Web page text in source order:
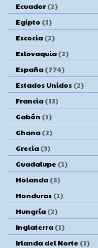
Ecuador (2)
Egipto (1)
Escocia (2)
Eslovaquia (2)
España (774)
Estados Unidos (2)
Francia (13)
Gabón (1)
Ghana (2)
Grecia (3)
Guadalupe (1)
Holanda (5)
Honduras (1)
Hungría (2)
Inglaterra (1)
Irlanda del Norte (1)